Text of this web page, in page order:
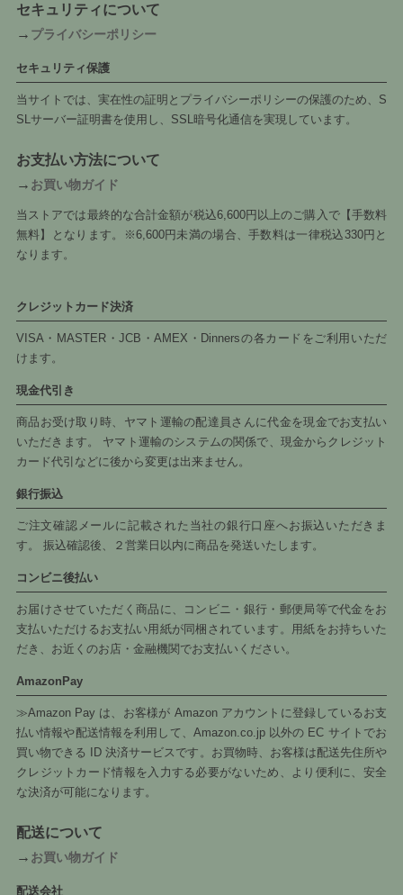
セキュリティについて
→ プライバシーポリシー
セキュリティ保護
当サイトでは、実在性の証明とプライバシーポリシーの保護のため、S
SLサーバー証明書を使用し、SSL暗号化通信を実現しています。
お支払い方法について
→ お買い物ガイド
当ストアでは最終的な合計金額が税込6,600円以上のご購入で【手数料
無料】となります。※6,600円未満の場合、手数料は一律税込330円と
なります。
クレジットカード決済
VISA・MASTER・JCB・AMEX・Dinnersの各カードをご利用いただ
けます。
現金代引き
商品お受け取り時、ヤマト運輸の配達員さんに代金を現金でお支払い
いただきます。 ヤマト運輸のシステムの関係で、現金からクレジット
カード代引などに後から変更は出来ません。
銀行振込
ご注文確認メールに記載された当社の銀行口座へお振込いただきま
す。 振込確認後、２営業日以内に商品を発送いたします。
コンビニ後払い
お届けさせていただく商品に、コンビニ・銀行・郵便局等で代金をお
支払いただけるお支払い用紙が同梱されています。用紙をお持ちいた
だき、お近くのお店・金融機関でお支払いください。
AmazonPay
≫Amazon Pay は、お客様が Amazon アカウントに登録しているお支
払い情報や配送情報を利用して、Amazon.co.jp 以外の EC サイトでお
買い物できる ID 決済サービスです。お買物時、お客様は配送先住所や
クレジットカード情報を入力する必要がないため、より便利に、安全
な決済が可能になります。
配送について
→ お買い物ガイド
配送会社